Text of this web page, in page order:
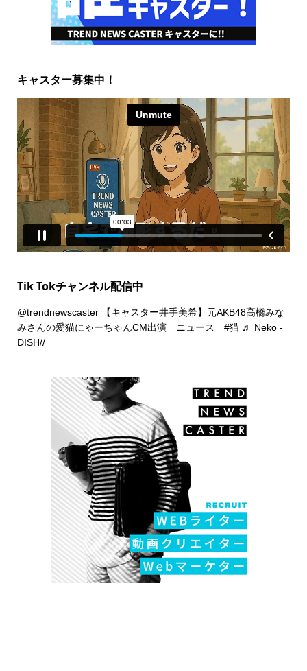
キャスター募集中！
Tik Tokチャンネル配信中
@trendnewscaster【キャスター井手美希】元AKB48高橋みな
みさんの愛猫にゃーちゃんCM出演 ニュース #猫 ♬ Neko -
DISH//